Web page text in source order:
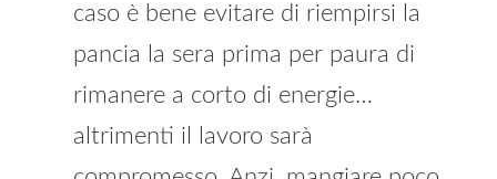
caso è bene evitare di riempirsi la
pancia la sera prima per paura di
rimanere a corto di energie…
altrimenti il lavoro sarà